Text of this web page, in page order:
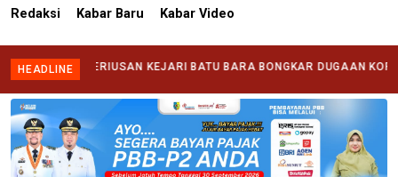
Redaksi Kabar Baru Kabar Video
HEADLINE
KESERIUSAN KEJARI BATU BARA BONGKAR DUGAAN KORUPSI DI